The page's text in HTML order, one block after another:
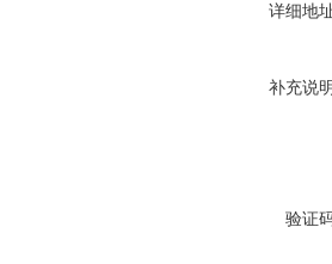
详细地
补充说
验证